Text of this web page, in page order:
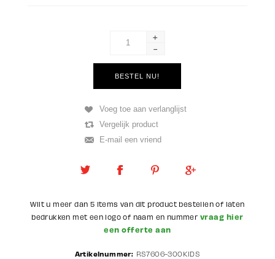
+
-
Wilt u meer dan 5 items van dit product bestellen of laten
bedrukken met een logo of naam en nummer vraag hier
een offerte aan
Artikelnummer: RS7606-300KIDS